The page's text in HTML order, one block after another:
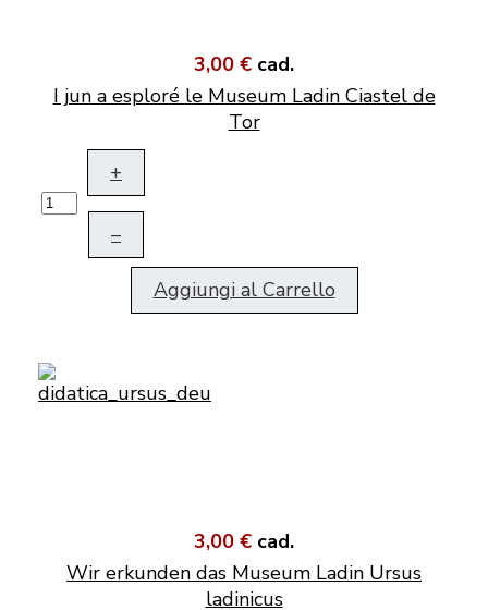
3,00 € cad.
I jun a esploré le Museum Ladin Ciastel de
Tor
+
–
Aggiungi al Carrello
3,00 € cad.
Wir erkunden das Museum Ladin Ursus
ladinicus